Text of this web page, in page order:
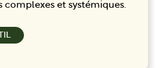
complexes et systémiques.